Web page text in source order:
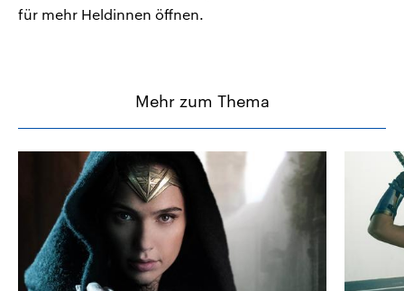
für mehr Heldinnen öffnen.
Mehr zum Thema